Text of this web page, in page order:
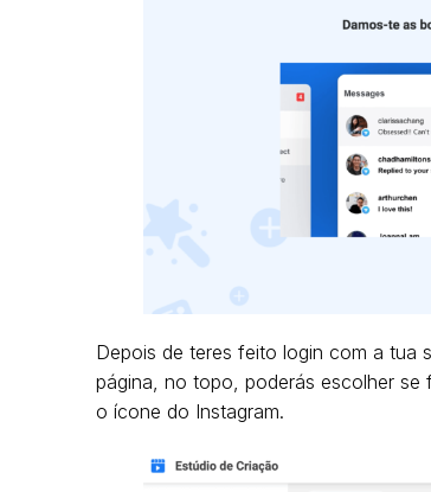
Depois de teres feito login com a tua
página, no topo, poderás escolher se
o ícone do Instagram.